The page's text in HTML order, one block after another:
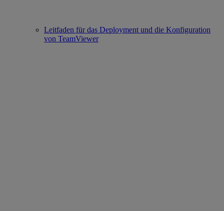
Leitfaden für das Deployment und die Konfiguration
von TeamViewer